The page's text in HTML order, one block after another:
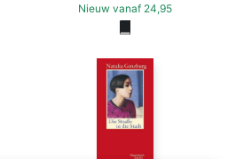
Nieuw vanaf 24,95
jamais - Natalia Ginzburg (ISBN